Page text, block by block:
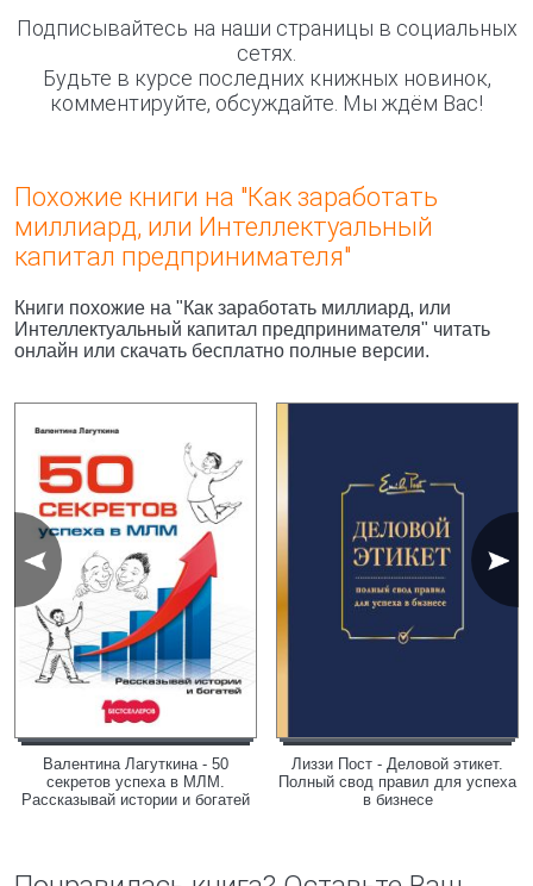
Подписывайтесь на наши страницы в социальных
сетях.
Будьте в курсе последних книжных новинок,
комментируйте, обсуждайте. Мы ждём Вас!
Похожие книги на "Как заработать
миллиард, или Интеллектуальный
капитал предпринимателя"
Книги похожие на "Как заработать миллиард, или
Интеллектуальный капитал предпринимателя" читать
онлайн или скачать бесплатно полные версии.
Валентина Лагуткина - 50
секретов успеха в МЛМ.
Рассказывай истории и богатей
Лиззи Пост - Деловой этикет.
Полный свод правил для успеха
в бизнесе